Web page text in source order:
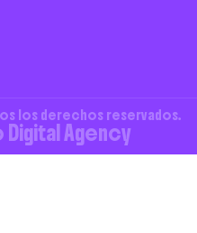
los derechos reservados.
Digital Agency